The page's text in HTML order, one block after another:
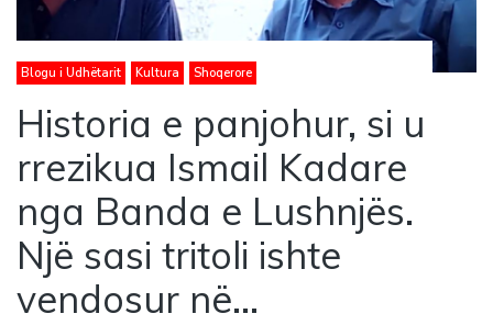
Blogu i Udhëtarit Kultura Shoqerore
Historia e panjohur, si u
rrezikua Ismail Kadare
nga Banda e Lushnjës.
Një sasi tritoli ishte
vendosur në…